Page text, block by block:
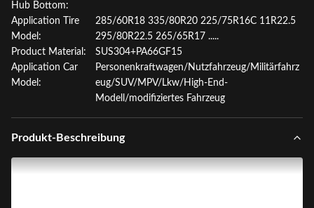
Hub Bottom:
Application Tire
Model:
285/60R18 335/80R20 225/75R16C 11R22.5
295/80R22.5 265/65R17 .....
Product Material:
SUS304+PA66GF15
Application Car
Model:
Personenkraftwagen/Nutzfahrzeug/Militärfahrz
eug/SUV/MPV/Lkw/High-End-
Modell/modifiziertes Fahrzeug
Produkt-Beschreibung